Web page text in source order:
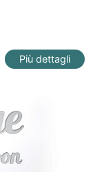
Più dettagli